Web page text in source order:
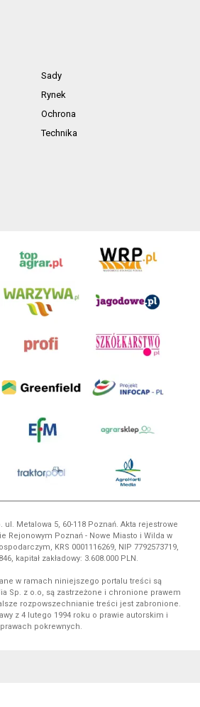
Sady
Rynek
Ochrona
Technika
Metalowa 5, 60-118 Poznań. Akta rejestrowe
Rejonowym Poznań - Nowe Miasto i Wilda w
KRS 0001116269, NIP 7792573719,
kapitał zakładowy: 3.608.000 PLN.
w ramach niniejszego portalu treści są
Sp. z o.o, są zastrzeżone i chronione prawem
rozpowszechnianie treści jest zabronione.
z 4 lutego 1994 roku o prawie autorskim i
prawach pokrewnych.